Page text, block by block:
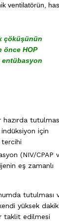
ventilatörün,
çöküşünün
önce HOP
indüksiyon için
(NIV/CPAP
eş zamanlı
tutulması
yüksek
taklit edilmesi